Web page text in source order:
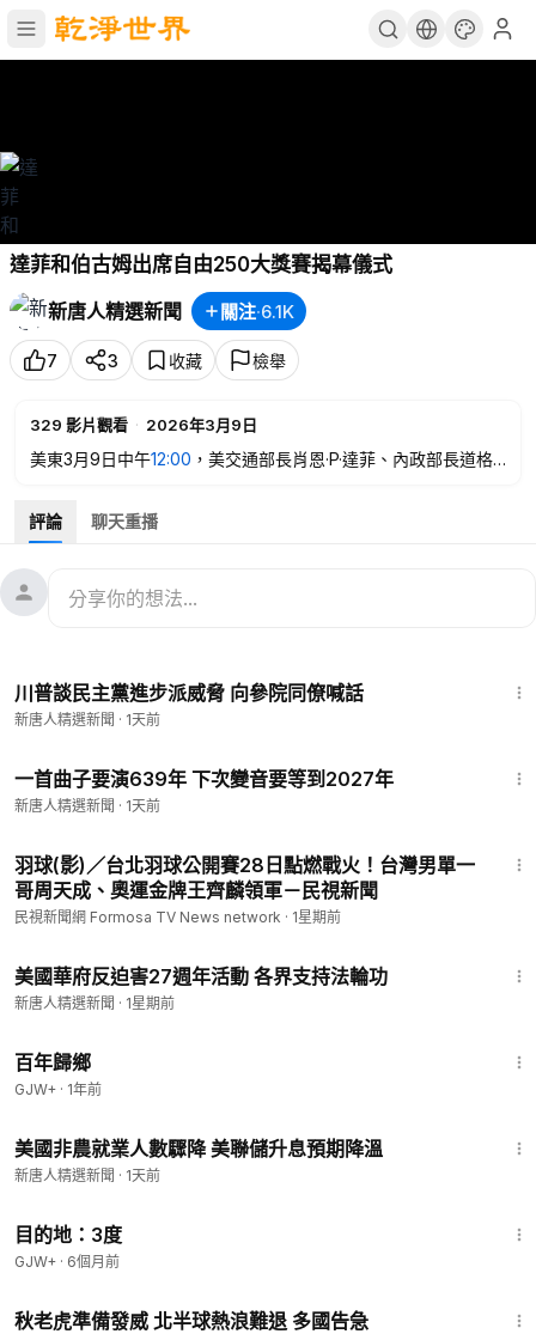
達菲和伯古姆出席自由250大獎賽揭幕儀式
新唐人精選新聞
關注·6.1K
7 3 收藏 檢舉
329 影片觀看 · 2026年3月9日
美東3月9日中午12:00 ，美交通部長肖恩·P·達菲、內政部長道格·
絡直播，即時翻譯字幕。
印地賽車（INDYCAR）將揭曉全新的自由250大獎賽賽道佈局。
250週年，預計賽道將途經國家廣場。
評論 聊天重播
川普談民主黨進步派威脅 向參院同僚喊話
新唐人精選新聞 · 1天前
一首曲子要演639年 下次變音要等到2027年
新唐人精選新聞 · 1天前
羽球(影)／台北羽球公開賽28日點燃戰火！台灣男單一
哥周天成、奧運金牌王齊麟領軍－民視新聞
民視新聞網 Formosa TV News network · 1星期前
美國華府反迫害27週年活動 各界支持法輪功
新唐人精選新聞 · 1星期前
百年歸鄉
GJW+ · 1年前
美國非農就業人數驟降 美聯儲升息預期降溫
新唐人精選新聞 · 1天前
目的地：3度
GJW+ · 6個月前
秋老虎準備發威 北半球熱浪難退 多國告急